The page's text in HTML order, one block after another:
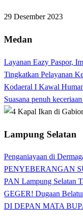
29 Desember 2023
Medan
Layanan Eazy Paspor,
Tingkatkan Pelayanan
Kodaeral I Kawal
Suasana penuh
Lampung Selatan
Penganiayaan di
PENYEBERANGAN
PAN Lampung Selatan
GEGER! Dugaan
DI DEPAN MATA